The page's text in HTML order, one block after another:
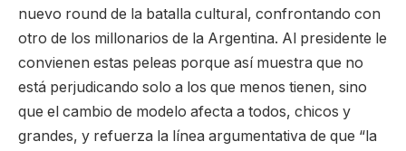
nuevo round de la batalla cultural, confrontando con
otro de los millonarios de la Argentina. Al presidente le
convienen estas peleas porque así muestra que no
está perjudicando solo a los que menos tienen, sino
que el cambio de modelo afecta a todos, chicos y
grandes, y refuerza la línea argumentativa de que “la